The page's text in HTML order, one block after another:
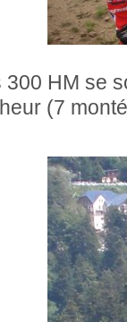
300 HM se
(7